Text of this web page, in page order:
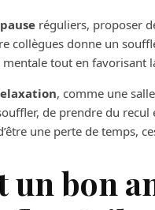
pause réguliers, proposer
collègues donne un
tout en favorisant
, comme une
de prendre du
une perte de temps,
un bon